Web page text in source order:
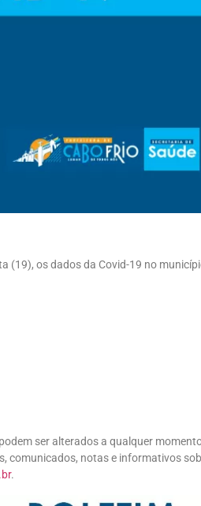
(19), os dados da Covid-19 no
ser alterados a qualquer
comunicados, notas e informativos
.